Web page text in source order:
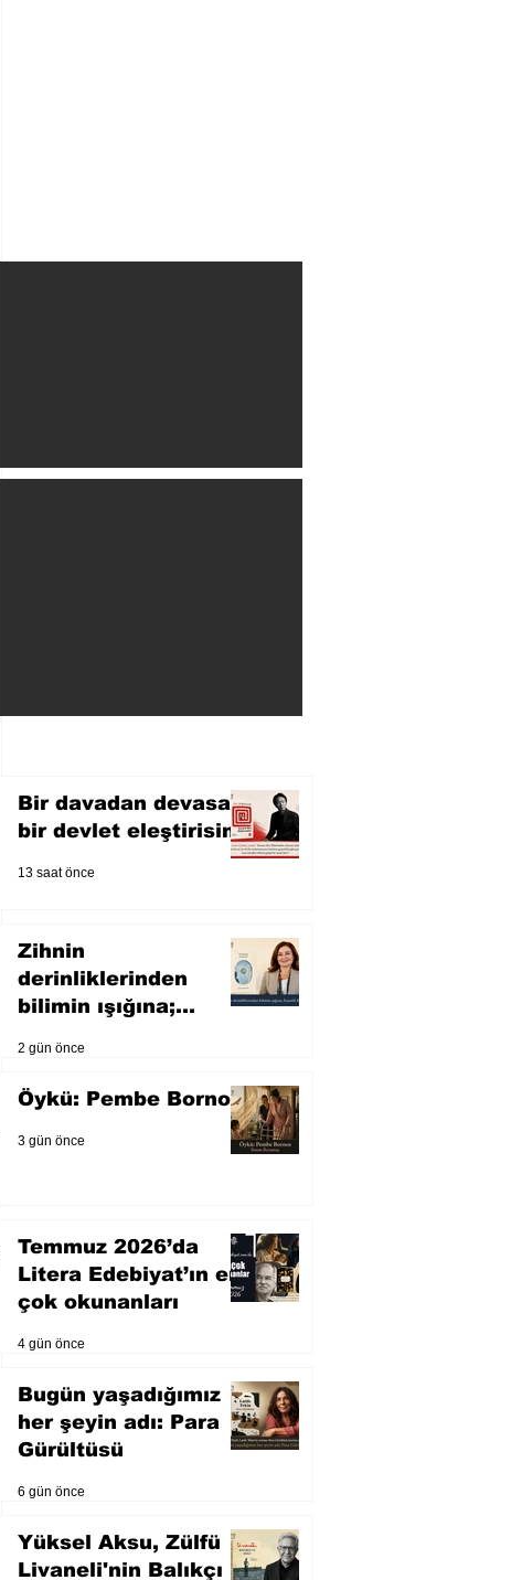
Bir davadan devasa
bir devlet eleştirisine
13 saat önce
Zihnin
derinliklerinden
bilimin ışığına;
2 gün önce
Öykü: Pembe Bornoz
3 gün önce
Temmuz 2026’da
Litera Edebiyat’ın en
çok okunanları
4 gün önce
Bugün yaşadığımız
her şeyin adı: Para
Gürültüsü
6 gün önce
Yüksel Aksu, Zülfü
Livaneli'nin Balıkçı